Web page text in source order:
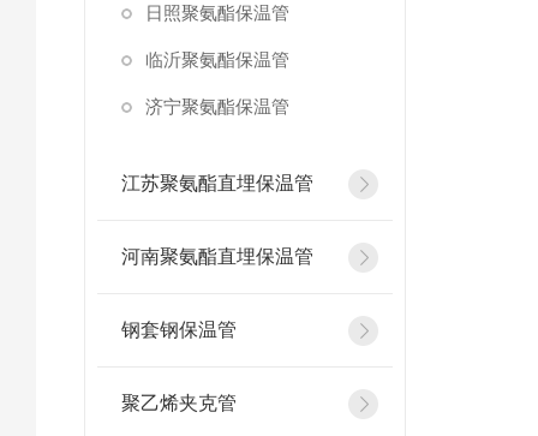
日照聚氨酯保温管
临沂聚氨酯保温管
济宁聚氨酯保温管
江苏聚氨酯直埋保温管
河南聚氨酯直埋保温管
钢套钢保温管
聚乙烯夹克管